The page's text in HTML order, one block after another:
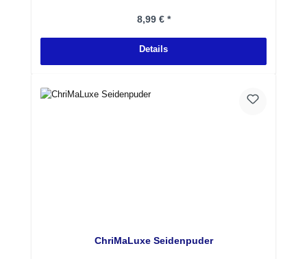
Regulärer Preis:
8,99 € *
Details
ChriMaLuxe Seidenpuder